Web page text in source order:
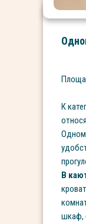
К
В
шкаф,